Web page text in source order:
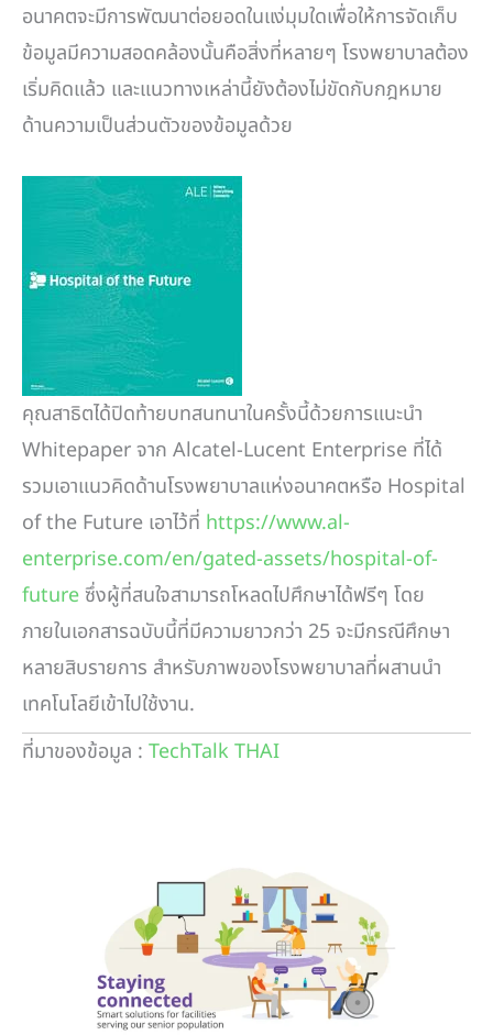
อนาคตจะมีการพัฒนาต่อยอดในแง่มุมใดเพื่อให้การจัดเก็บ
ข้อมูลมีความสอดคล้องนั้นคือสิ่งที่หลายๆ โรงพยาบาลต้อง
เริ่มคิดแล้ว และแนวทางเหล่านี้ยังต้องไม่ขัดกับกฎหมาย
ด้านความเป็นส่วนตัวของข้อมูลด้วย
คุณสาธิตได้ปิดท้ายบทสนทนาในครั้งนี้ด้วยการแนะนำ
Whitepaper จาก Alcatel-Lucent Enterprise ที่ได้
รวมเอาแนวคิดด้านโรงพยาบาลแห่งอนาคตหรือ Hospital
of the Future เอาไว้ที่ https://www.al-
enterprise.com/en/gated-assets/hospital-of-
future ซึ่งผู้ที่สนใจสามารถโหลดไปศึกษาได้ฟรีๆ โดย
ภายในเอกสารฉบับนี้ที่มีความยาวกว่า 25 จะมีกรณีศึกษา
หลายสิบรายการ สำหรับภาพของโรงพยาบาลที่ผสานนำ
เทคโนโลยีเข้าไปใช้งาน.
ที่มาของข้อมูล : TechTalk THAI